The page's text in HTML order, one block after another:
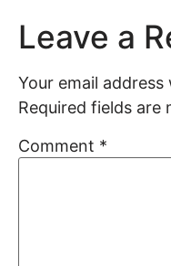
Leave a
Your email
Required fields are
Comment *